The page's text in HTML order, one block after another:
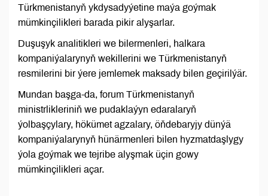
Türkmenistanyň ykdysadyýetine maýa goýmak
mümkinçilikleri barada pikir alyşarlar.
Duşuşyk analitikleri we bilermenleri, halkara
kompaniýalarynyň wekillerini we Türkmenistanyň
resmilerini bir ýere jemlemek maksady bilen geçirilýär.
Mundan başga-da, forum Türkmenistanyň
ministrlikleriniň we pudaklaýyn edaralaryň
ýolbaşçylary, hökümet agzalary, öňdebaryjy dünýä
kompaniýalarynyň hünärmenleri bilen hyzmatdaşlygy
ýola goýmak we tejribe alyşmak üçin gowy
mümkinçilikleri açar.